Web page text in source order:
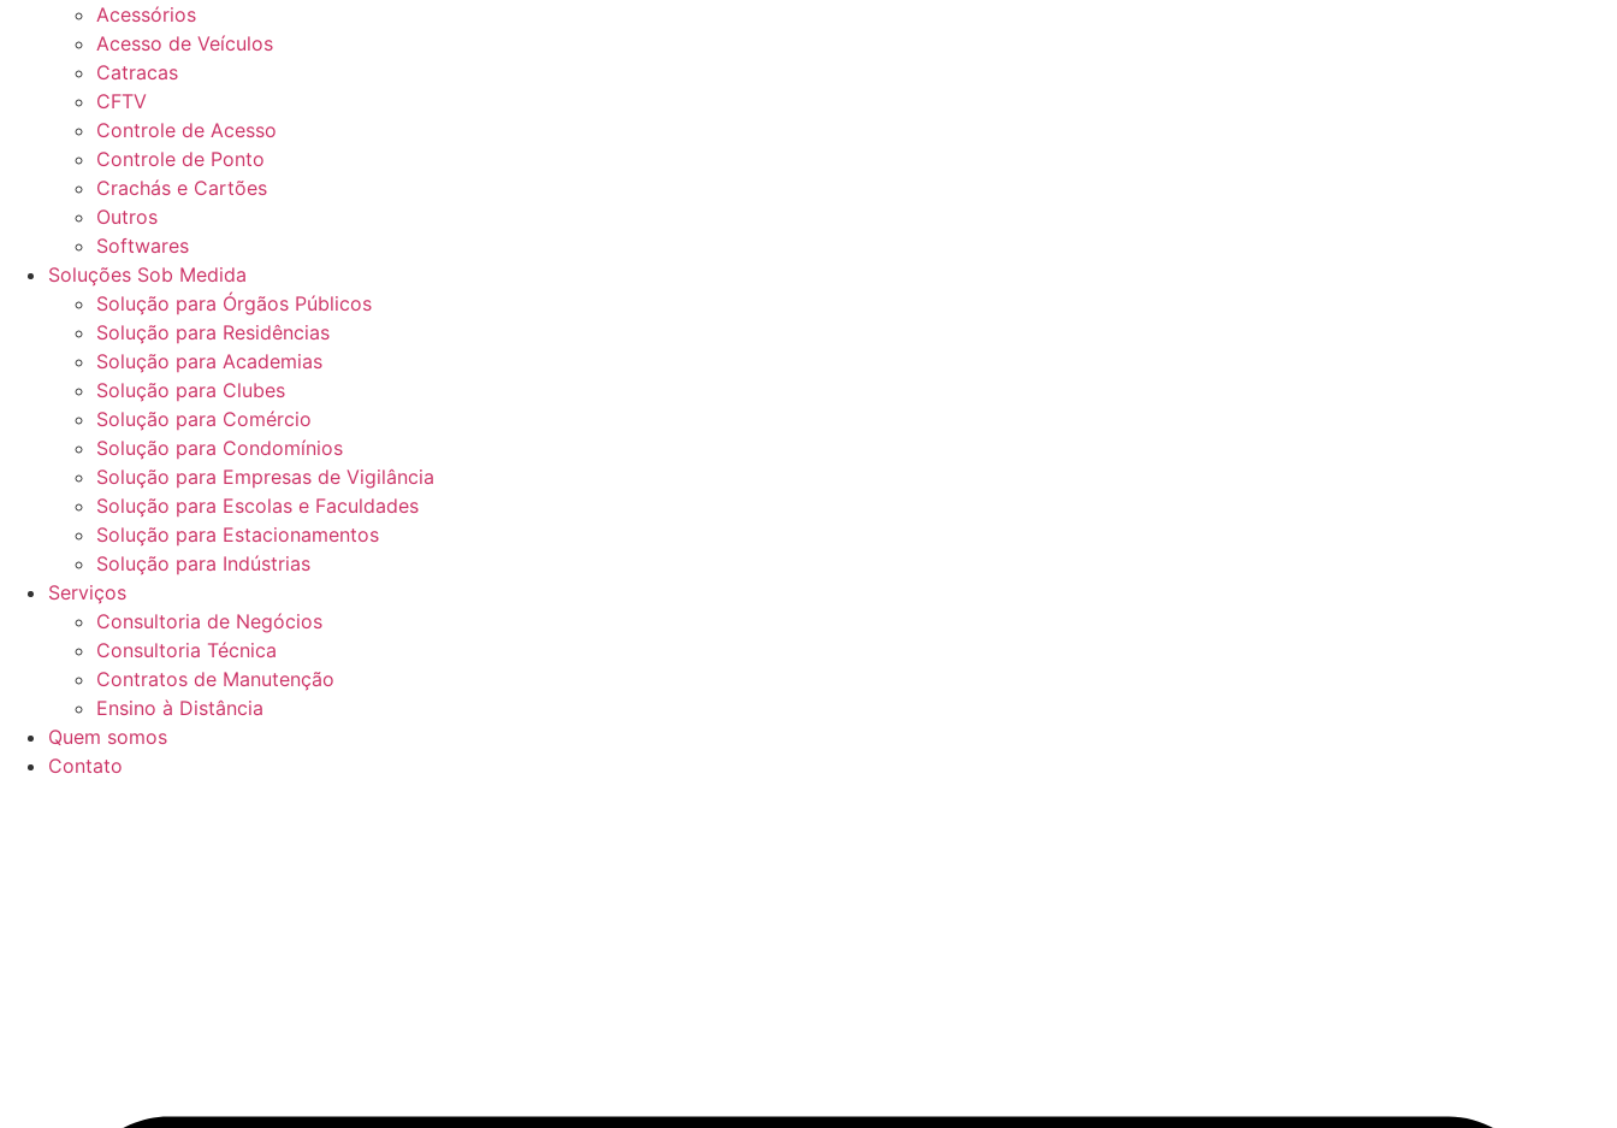
Acessórios
Acesso de Veículos
Catracas
CFTV
Controle de Acesso
Controle de Ponto
Crachás e Cartões
Outros
Softwares
Soluções Sob Medida
Solução para Órgãos Públicos
Solução para Residências
Solução para Academias
Solução para Clubes
Solução para Comércio
Solução para Condomínios
Solução para Empresas de Vigilância
Solução para Escolas e Faculdades
Solução para Estacionamentos
Solução para Indústrias
Serviços
Consultoria de Negócios
Consultoria Técnica
Contratos de Manutenção
Ensino à Distância
Quem somos
Contato